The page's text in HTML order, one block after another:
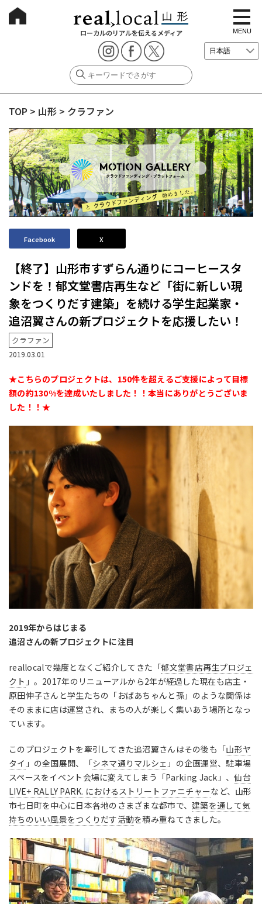
ローカルのリアルを伝えるメディア
t
o
g
g
e
i
i
o
n
MENU
TOP > 山形 > クラファン
Facebook X
【終了】山形市すずらん通りにコーヒースタ
ンドを！郁文堂書店再生など「街に新しい現
象をつくりだす建築」を続ける学生起業家・
追沼翼さんの新プロジェクトを応援したい！
クラファン
2019.03.01
★こちらのプロジェクトは、 150件を超えるご支援によって目標
額の約130%を達成いたしました！！本当にありがとうございま
した！！★
2019年からはじまる
追沼さんの新プロジェクトに注目
reallocalで幾度となくご紹介してきた「郁文堂書店再生プロジェ
クト 」。2017年のリニューアルから2年が経過した現在も店主・
原田伸子さんと学生たちの「おばあちゃんと孫」のような関係は
そのままに店は運営され、まちの人が楽しく集いあう場所となっ
ています。
このプロジェクトを牽引してきた追沼翼さんはその後も「山形ヤ
タイ 」の全国展開、「シネマ通りマルシェ 」の企画運営、駐車場
スペースをイベント会場に変えてしまう「Parking Jack」、仙台
LIVE+ RALLY PARK. におけるストリートファニチャーなど、山形
市七日町を中心に日本各地のさまざまな都市で、建築を通して気
持ちのいい風景をつくりだす活動を積み重ねてきました。